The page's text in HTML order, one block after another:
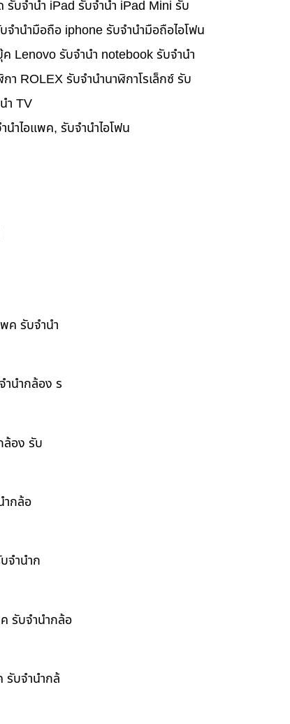
บจำนำ iPad รับจำนำ iPad Mini รับ
จำนำมือถือ iphone รับจำนำมือถือไอโฟน
Lenovo รับจำนำ notebook รับจำนำ
า ROLEX รับจำนำนาฬิกาโรเล็กซ์ รับ
ำ TV
ำไอแพค, รับจำนำไอโฟน
ค รับจำนำ
ำนำกล้อง ร
ล้อง รับ
ำกล้อ
จำนำก
รับจำนำกล้อ
รับจำนำกล้